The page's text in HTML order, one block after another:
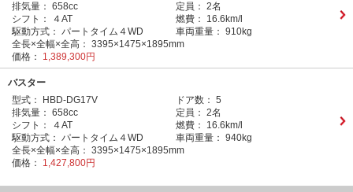
排気量： 658cc 定員： 2名
シフト：
４AT 燃費：
16.6km/l
駆動方式： パートタイム４WD 車両重量： 910kg
全長×全幅×全高： 3395×1475×1895mm
価格：
1,389,300円
バスター
型式：
HBD-DG17V ドア数： 5
排気量： 658cc 定員： 2名
シフト：
４AT 燃費：
16.6km/l
駆動方式： パートタイム４WD 車両重量： 940kg
全長×全幅×全高： 3395×1475×1895mm
価格：
1,427,800円